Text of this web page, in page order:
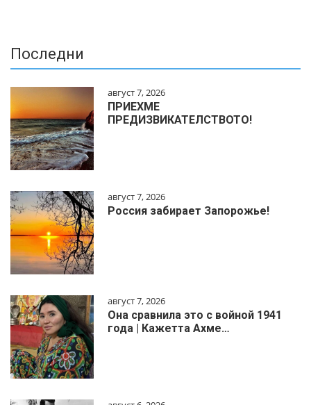
Последни
август 7, 2026
ПРИЕХМЕ
ПРЕДИЗВИКАТЕЛСТВОТО!
август 7, 2026
Россия забирает Запорожье!
август 7, 2026
Она сравнила это с войной 1941
года | Кажетта Ахме…